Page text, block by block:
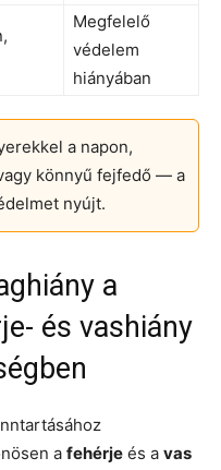
Megfelelő
védelem
hiányában
a napon,
könnyű fejfedő — a
nyújt.
a
és vashiány
a fehérje és a vas